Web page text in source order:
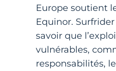
Europe soutient
Equinor.
savoir que
vulnérables,
responsabilités,